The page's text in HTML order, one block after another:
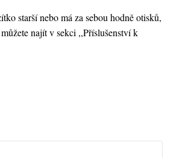
starší nebo má za sebou hodně otisků,
najít v sekci ,,Příslušenství k